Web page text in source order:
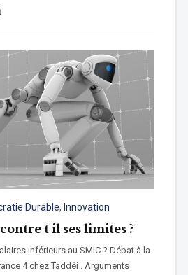
Durable, Innovation
t il ses limites ?
inférieurs au SMIC ? Débat à la
4 chez Taddéi . Arguments